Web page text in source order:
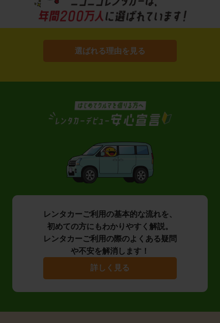
選ばれる理由を見る
レンタカーご利用の基本的な流れを、
初めての方にもわかりやすく解説。
レンタカーご利用の際のよくある疑問
や不安を解消します！
詳しく見る